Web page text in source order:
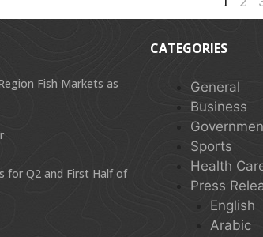
Fish Markets as
for Q2 and First Half of
CATEGORIES
General
Business
Sports
Health
Press
English
Arabic